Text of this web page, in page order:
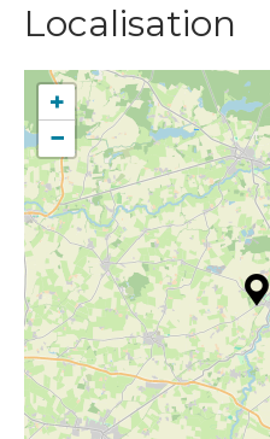
Localisation
+
−